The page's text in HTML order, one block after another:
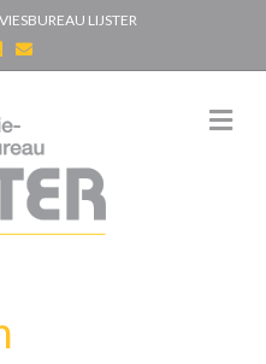
LIJSTER
E
m
a
M
e